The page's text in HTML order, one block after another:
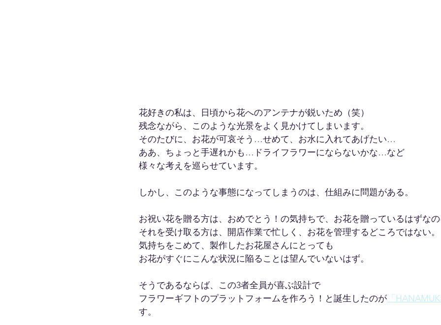
花好きの私は、日頃から花へのアンテナが鋭いため（笑）
残念ながら、このような光景をよく見かけてしまいます。
そのたびに、お花が可哀そう…せめて、お水に入れてあげたい…
ああ、ちょっと手遅れかも…ドライフラワーにならないかな…など
様々な考えを巡らせています。
しかし、このような事態になってしまうのは、仕組みに問題がある。
お祝い花を贈る方は、おめでとう！の気持ちで、お花を贈っているはずな
それを受け取る方は、開店作業で忙しく、お花を管理するどころではない。
気持ちをこめて、製作したお花屋さんにとっても
お花がすぐにこんな状況に陥ることは望んでいないはず。
そうであるならば、この3者全員が喜ぶ設計で
フラワーギフトのプラットフォームを作ろう！と誕生したのが 「
す。